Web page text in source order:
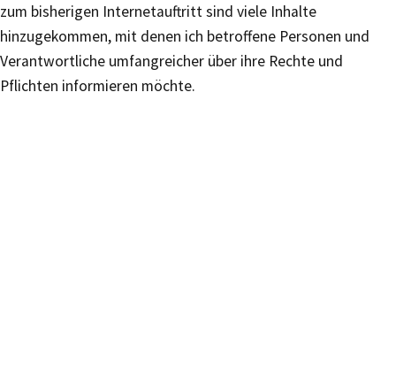
zum bisherigen Internetauftritt sind viele Inhalte
hinzugekommen, mit denen ich betroffene Personen und
Verantwortliche umfangreicher über ihre Rechte und
Pflichten informieren möchte.